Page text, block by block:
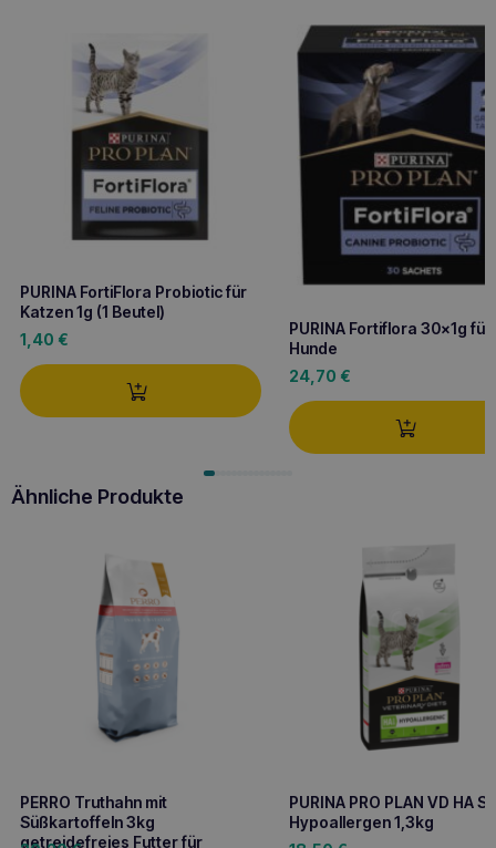
PURINA FortiFlora Probiotic für
Katzen 1g (1 Beutel)
1,40 €
PURINA Fortiflora 30x1g für
Hunde
24,70 €
Ähnliche Produkte
PERRO Truthahn mit
Süßkartoffeln 3kg
getreidefreies Futter für
PURINA PRO PLAN VD HA
Hypoallergen 1,3kg